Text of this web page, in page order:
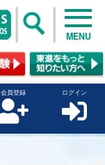
MENU
会員登録 ログイン